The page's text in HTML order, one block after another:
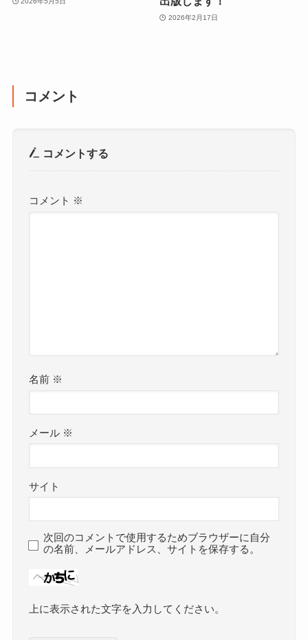
2026年2月17日
コメント
コメントする
コメント ※
名前 ※
メール ※
サイト
次回のコメントで使用するためブラウザーに自分
の名前、メールアドレス、サイトを保存する。
上に表示された文字を入力してください。